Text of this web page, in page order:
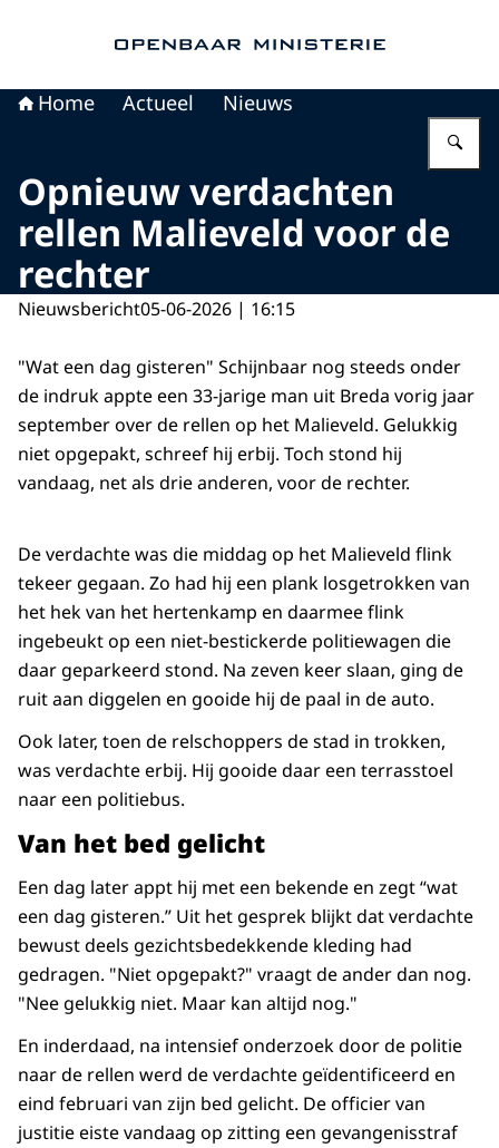
Home Actueel Nieuws
Opnieuw verdachten
rellen Malieveld voor de
rechter
Nieuwsbericht05-06-2026 | 16:15
"Wat een dag gisteren" Schijnbaar nog steeds onder
de indruk appte een 33-jarige man uit Breda vorig jaar
september over de rellen op het Malieveld. Gelukkig
niet opgepakt, schreef hij erbij. Toch stond hij
vandaag, net als drie anderen, voor de rechter.
De verdachte was die middag op het Malieveld flink
tekeer gegaan. Zo had hij een plank losgetrokken van
het hek van het hertenkamp en daarmee flink
ingebeukt op een niet-bestickerde politiewagen die
daar geparkeerd stond. Na zeven keer slaan, ging de
ruit aan diggelen en gooide hij de paal in de auto.
Ook later, toen de relschoppers de stad in trokken,
was verdachte erbij. Hij gooide daar een terrasstoel
naar een politiebus.
Van het bed gelicht
Een dag later appt hij met een bekende en zegt “wat
een dag gisteren.” Uit het gesprek blijkt dat verdachte
bewust deels gezichtsbedekkende kleding had
gedragen. "Niet opgepakt?" vraagt de ander dan nog.
"Nee gelukkig niet. Maar kan altijd nog."
En inderdaad, na intensief onderzoek door de politie
naar de rellen werd de verdachte geïdentificeerd en
eind februari van zijn bed gelicht. De officier van
justitie eiste vandaag op zitting een gevangenisstraf